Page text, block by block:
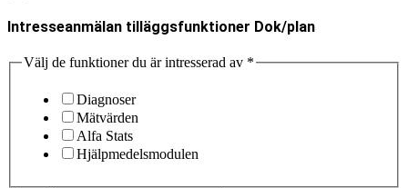
Intresseanmälan tilläggsfunktioner Dok/plan
Välj de funktioner du är intresserad av *
Diagnoser
Mätvärden
Alfa Stats
Hjälpmedelsmodulen